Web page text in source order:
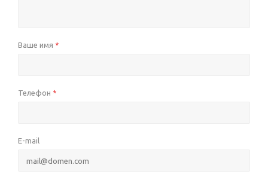
Ваше имя *
Телефон *
E-mail